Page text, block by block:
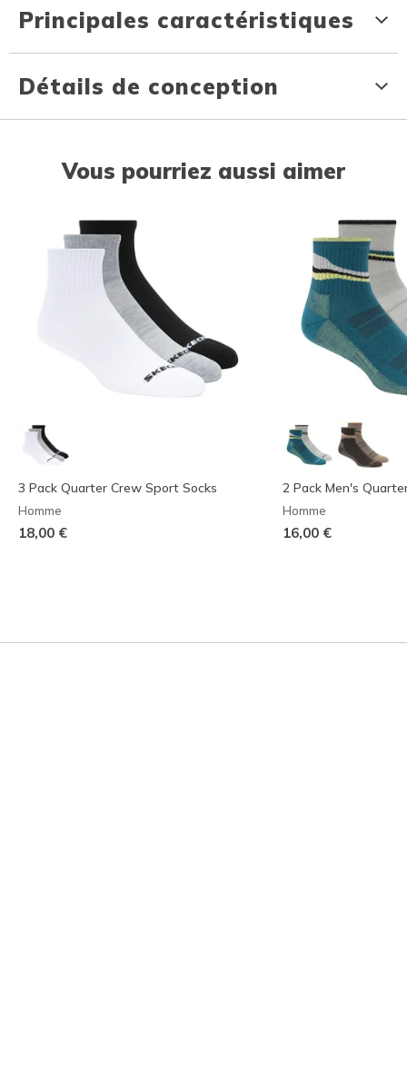
Principales caractéristiques
Détails de conception
Vous pourriez aussi aimer
3 Pack Quarter Crew Sport Socks
Homme
18,00 €
2 Pack Men's
Homme
16,00 €